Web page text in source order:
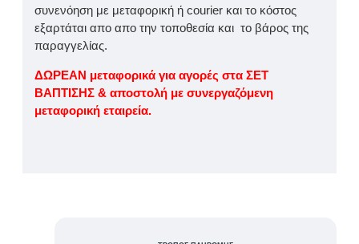
συνενόηση με μεταφορική ή courier και το κόστος
εξαρτάται απο απο την τοποθεσία και το βάρος της
παραγγελίας.
ΔΩΡΕΑΝ μεταφορικά για αγορές στα ΣΕΤ
ΒΑΠΤΙΣΗΣ & αποστολή με συνεργαζόμενη
μεταφορική εταιρεία.